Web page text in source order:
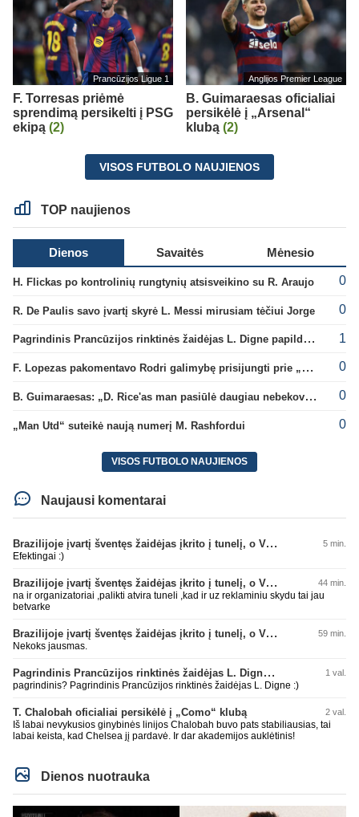
Prancūzijos Ligue 1
F. Torresas priėmė
sprendimą persikelti į PSG
ekipą (2)
Anglijos Premier League
B. Guimaraesas oficialiai
persikėlė į „Arsenal“
klubą (2)
VISOS FUTBOLO NAUJIENOS
TOP naujienos
Dienos Savaitės Mėnesio
H. Flickas po kontrolinių rungtynių atsisveikino su R. Araujo 0
R. De Paulis savo įvartį skyrė L. Messi mirusiam tėčiui Jorge 0
Pagrindinis Prancūzijos rinktinės žaidėjas L. Digne papildė PSG gretas 1
F. Lopezas pakomentavo Rodri galimybę prisijungti prie „Barcelona“ ekipos 0
B. Guimaraesas: „D. Rice'as man pasiūlė daugiau nebekovoti tarpusavyje“ 0
„Man Utd“ suteikė naują numerį M. Rashfordui 0
VISOS FUTBOLO NAUJIENOS
Naujausi komentarai
Brazilijoje įvartį šventęs žaidėjas įkrito į tunelį, o VAR įvartį atšaukė 5 min.
Efektingai :)
Brazilijoje įvartį šventęs žaidėjas įkrito į tunelį, o VAR įvartį atšaukė 44 min.
na ir organizatoriai ,palikti atvira tuneli ,kad ir uz reklaminiu skydu tai jau
betvarke
Brazilijoje įvartį šventęs žaidėjas įkrito į tunelį, o VAR įvartį atšaukė 59 min.
Nekoks jausmas.
Pagrindinis Prancūzijos rinktinės žaidėjas L. Digne papildė PSG gretas 1 val.
pagrindinis? Pagrindinis Prancūzijos rinktinės žaidėjas L. Digne :)
T. Chalobah oficialiai persikėlė į „Como“ klubą 2 val.
Iš labai nevykusios ginybinės linijos Chalobah buvo pats stabiliausias, tai
labai keista, kad Chelsea jį pardavė. Ir dar akademijos auklėtinis!
Dienos nuotrauka